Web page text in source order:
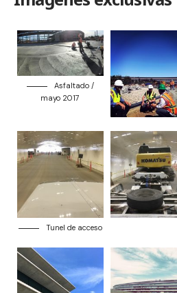
Asfaltado /
mayo 2017
Tunel de acceso